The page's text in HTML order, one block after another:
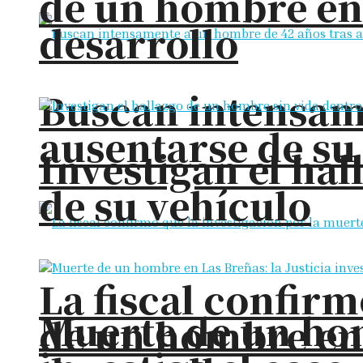
Buscan
ausentarse de
La fiscal
de un hombre
desarrollo
Investigan el
de su vehículo
Muerte de un